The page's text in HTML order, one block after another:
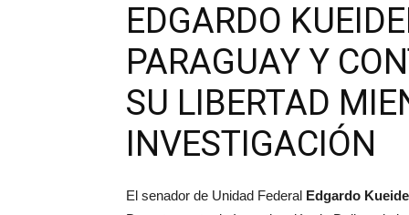
EDGARDO
PARAGUAY Y
SU LIBERTAD
INVESTIGACIÓN
El senador de Unidad Federal Edgardo